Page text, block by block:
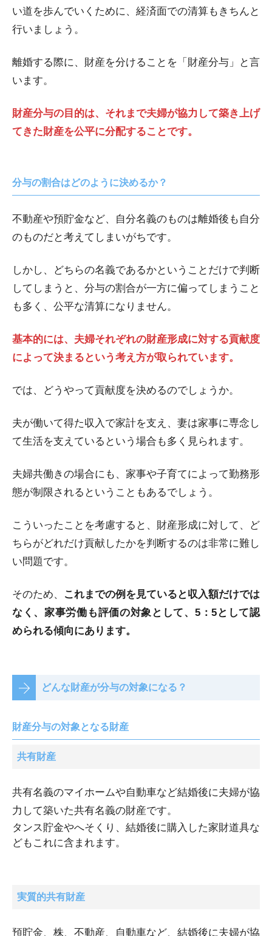
い道を歩んでいくために、経済面での清算もきちんと
行いましょう。
離婚する際に、財産を分けることを「財産分与」と言
います。
財産分与の目的は、それまで夫婦が協力して築き上げ
てきた財産を公平に分配することです。
分与の割合はどのように決めるか？
不動産や預貯金など、自分名義のものは離婚後も自分
のものだと考えてしまいがちです。
しかし、どちらの名義であるかということだけで判断
してしまうと、分与の割合が一方に偏ってしまうこと
も多く、公平な清算になりません。
基本的には、夫婦それぞれの財産形成に対する貢献度
によって決まるという考え方が取られています。
では、どうやって貢献度を決めるのでしょうか。
夫が働いて得た収入で家計を支え、妻は家事に専念し
て生活を支えているという場合も多く見られます。
夫婦共働きの場合にも、家事や子育てによって勤務形
態が制限されるということもあるでしょう。
こういったことを考慮すると、財産形成に対して、ど
ちらがどれだけ貢献したかを判断するのは非常に難し
い問題です。
そのため、
これまでの例を見ていると収入額だけでは
なく、家事労働も評価の対象として、5：5として認
められる傾向にあります。
どんな財産が分与の対象になる？
財産分与の対象となる財産
共有財産
共有名義のマイホームや自動車など結婚後に夫婦が協
力して築いた共有名義の財産です。
タンス貯金やへそくり、結婚後に購入した家財道具な
どもこれに含まれます。
実質的共有財産
預貯金、株、不動産、自動車など、結婚後に夫婦が協